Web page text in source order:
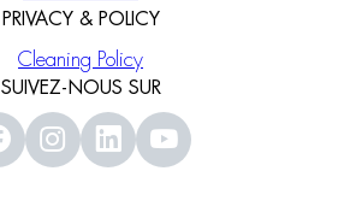
PRIVACY & POLICY
Cleaning Policy
SUIVEZ-NOUS SUR